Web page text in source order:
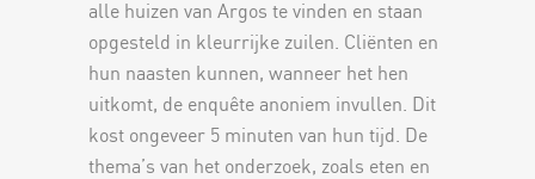
alle huizen van Argos te vinden en staan
opgesteld in kleurrijke zuilen. Cliënten en
hun naasten kunnen, wanneer het hen
uitkomt, de enquête anoniem invullen. Dit
kost ongeveer 5 minuten van hun tijd. De
thema’s van het onderzoek, zoals eten en